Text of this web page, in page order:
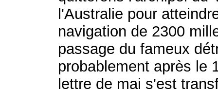
l'Australie pour
navigation de 2300
passage du fameux
probablement après le
lettre de mai s'est